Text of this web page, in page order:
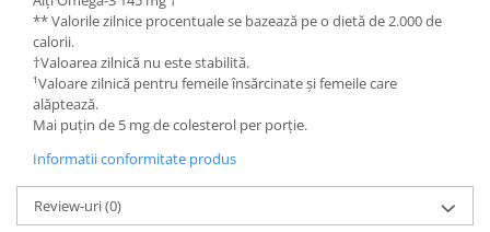
** Valorile zilnice procentuale se bazează pe o dietă de 2.000 de
calorii.
†Valoarea zilnică nu este stabilită.
¹Valoare zilnică pentru femeile însărcinate și femeile care
alăptează.
Mai puțin de 5 mg de colesterol per porție.
Informatii conformitate produs
Review-uri(0)